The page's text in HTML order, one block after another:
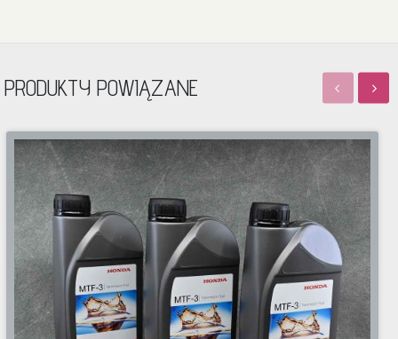
PRODUKTY POWIĄZANE